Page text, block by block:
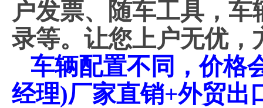
户发票、随车工具，
录等。让您上户无优，
车辆配置不同，价格
经理)厂家直销+外贸出